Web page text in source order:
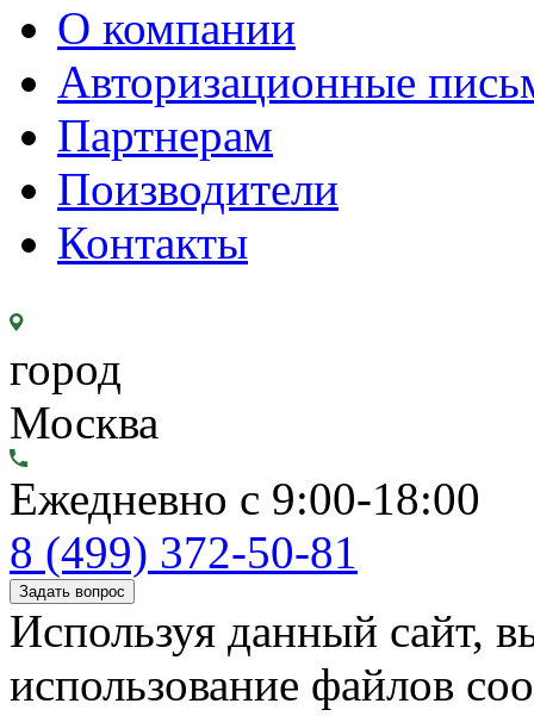
О компании
Авторизационные
Партнерам
Поизводители
Контакты
город
Москва
Ежедневно с 9:00-18:00
8 (499) 372-50-81
Задать вопрос
Используя данный сайт,
использование файлов